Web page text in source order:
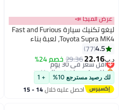
عرض الميجا 📣
ليغو ‏تكنيك سيارة‏ Fast and Furious
Toyota Supra MK4، لعبة بناء
قطعة) 42204
4.5
77
د.ب‏22.16
29.36خصم 24% أقل سعر في 30 يوم
باقي 1 وحدات في المخزون
أقل سعر في 30 يوم
لك رصيد مسترجع 10% + 1
احصل عليه خلال 14 - 15
اغسطس